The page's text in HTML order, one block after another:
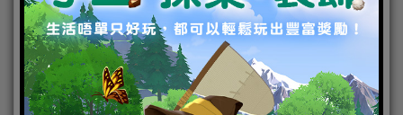
【ChinaJoy 2019】
ShowGirl 最全相片喺齊
度！
2019-08-03|Android,Cosplay 專區 IOS 手機遊戲,焦點新聞